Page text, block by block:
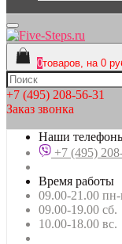
0товаров, на 0
+7 (495) 208-56-31
Заказ звонка
Наши
+7 (495)
Время работы
09.00-21.00 пн-
09.00-19.00 сб.
10.00-18.00 вс.